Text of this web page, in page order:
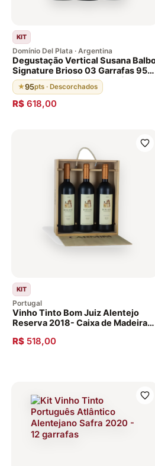
KIT
Domínio Del Plata · Argentina
Degustação Vertical Susana
Signature Brioso 03 Garrafas 95
pontos Região Agrelo, Luján de
Cuyo Agentina
★95pts · Descorchados
R$618,00
KIT
Portugal
Vinho Tinto Bom Juiz Alentejo
Reserva 2018- Caixa de Madeira
R$518,00